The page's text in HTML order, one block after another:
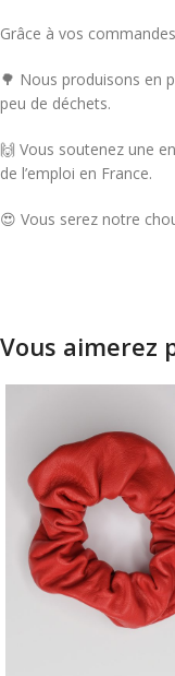
Grâce à vos
🌳 Nous produisons en
peu de déchets.
🙌 Vous soutenez une
de l’emploi en France.
😍 Vous serez notre
Vous aimerez